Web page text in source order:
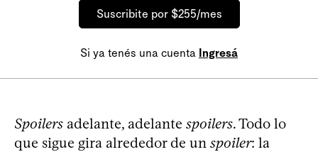
Suscribite por $255/mes
Si ya tenés una cuenta Ingresá
Spoilers adelante, adelante spoilers. Todo lo
que sigue gira alrededor de un spoiler: la